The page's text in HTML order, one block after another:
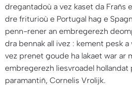
dregantadoù a vez kaset da Frañs
dre friturioù e Portugal hag e Spagn
penn-rener an embregerezh
dra bennak all ivez : kement pesk
vez prenet goude ha lakaet war ar
embregerezh liesvroadel hollandat
paramantiñ, Cornelis Vrolijk.